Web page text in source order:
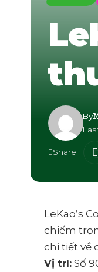
By
Share
LeKao’s
chiếm
chi tiết về
Vị trí: Số